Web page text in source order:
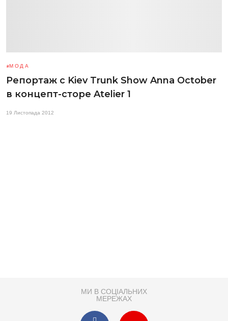
МОДА
Репортаж с Kiev Trunk Show Anna October
в концепт-сторе Atelier 1
19 Листопада 2012
МИ В СОЦІАЛЬНИХ
МЕРЕЖАХ